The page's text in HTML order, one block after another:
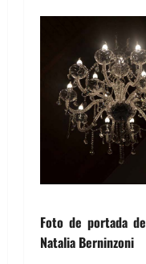
Foto de portada de
Natalia Berninzoni